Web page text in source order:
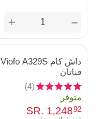
+ −
داش كام Viofo A329S
قناتان
(4)
متوفر
SR. 1,24892